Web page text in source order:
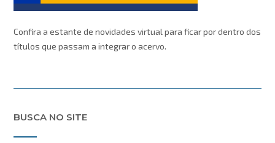
Confira a estante de novidades virtual para ficar por dentro dos
títulos que passam a integrar o acervo.
BUSCA NO SITE